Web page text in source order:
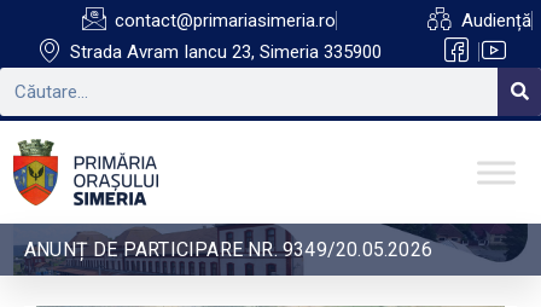
contact@primariasimeria.ro
Strada Avram Iancu 23, Simeria 335900
Audiență
ANUNȚ DE PARTICIPARE NR. 9349/20.05.2026